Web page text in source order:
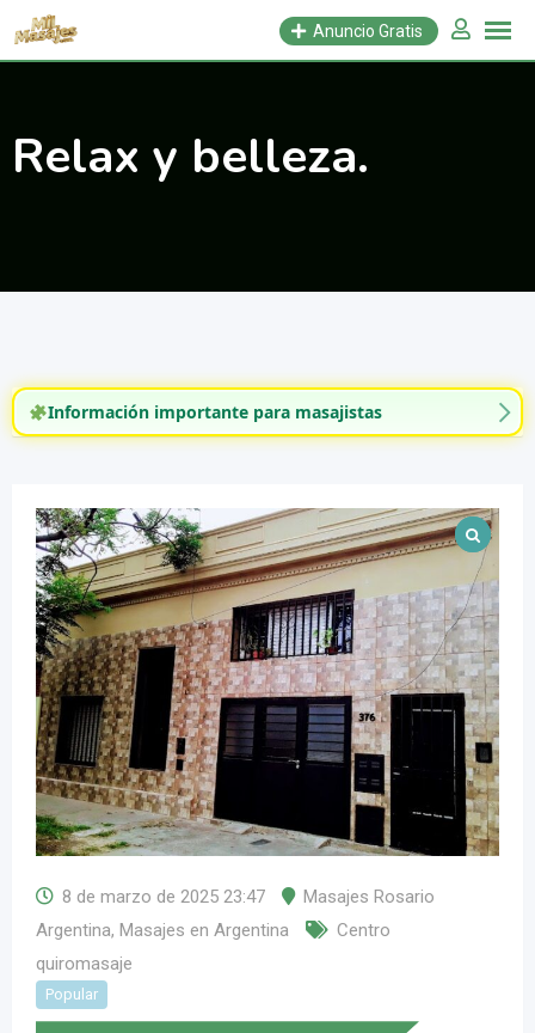
Saltar
Anuncio Gratis
Relax y belleza.
Información importante para masajistas
8 de marzo de 2025 23:47
Masajes Rosario
Argentina, Masajes en Argentina
Centro
quiromasaje
Popular